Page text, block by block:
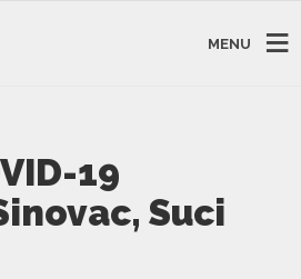
MENU
19
Suci